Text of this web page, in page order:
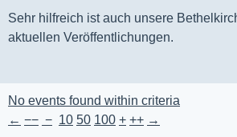
Sehr hilfreich ist auch unsere
aktuellen Veröffentlichungen.
No events found within criteria
← −− − 10 50 100 + ++ →